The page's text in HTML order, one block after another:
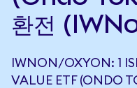
환전
IWNON/OXYON: 1
VALUE ETF (ONDO